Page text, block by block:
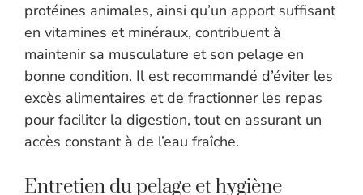
protéines animales, ainsi qu’un apport suffisant
en vitamines et minéraux, contribuent à
maintenir sa musculature et son pelage en
bonne condition. Il est recommandé d’éviter les
excès alimentaires et de fractionner les repas
pour faciliter la digestion, tout en assurant un
accès constant à de l’eau fraîche.
Entretien du pelage et hygiène